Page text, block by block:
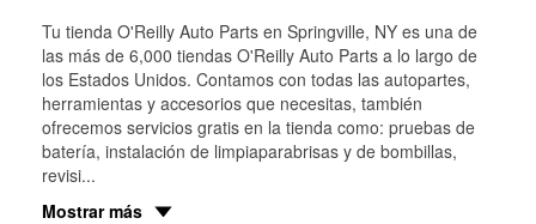
Tu tienda O'Reilly Auto Parts en Springville, NY es una de
las más de 6,000 tiendas O'Reilly Auto Parts a lo largo de
los Estados Unidos. Contamos con todas las autopartes,
herramientas y accesorios que necesitas, también
ofrecemos servicios gratis en la tienda como: pruebas de
batería, instalación de limpiaparabrisas y de bombillas,
revisi...
Mostrar más